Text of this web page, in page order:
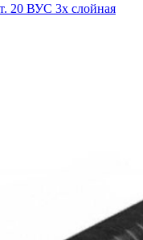
20 ВУС 3х слойная